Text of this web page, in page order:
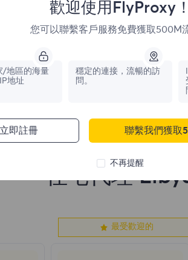
France
1,042,773
住宅代理
最受歡迎的
歡迎使用FlyProxy！
您可以聯繫客戶服務免費獲取500M
/地區的海量
地址
穩定的連接，流暢的訪
問。
立即註冊 聯繫我們獲取
不再提醒